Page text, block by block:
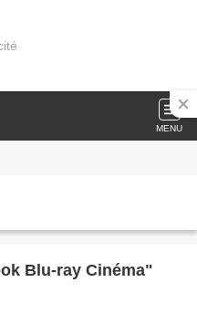
MENU
Blu-ray Cinéma"